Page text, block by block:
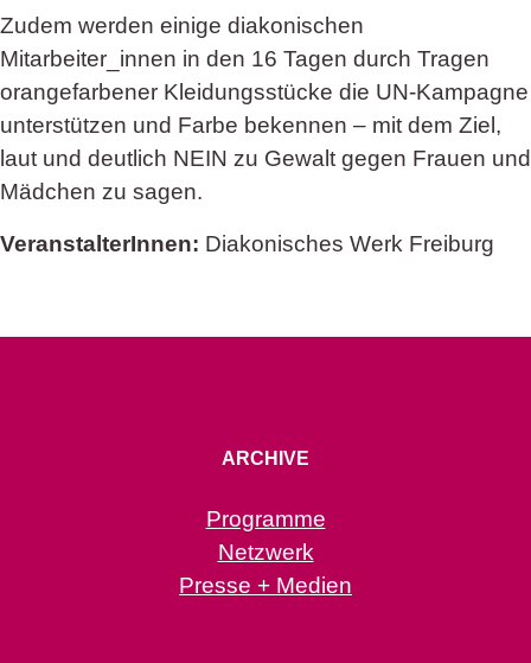
Zudem werden einige diakonischen
Mitarbeiter_innen in den 16 Tagen durch Tragen
orangefarbener Kleidungsstücke die UN-Kampagne
unterstützen und Farbe bekennen – mit dem Ziel,
laut und deutlich NEIN zu Gewalt gegen Frauen und
Mädchen zu sagen.
VeranstalterInnen: Diakonisches Werk Freiburg
ARCHIVE
Programme
Netzwerk
Presse + Medien